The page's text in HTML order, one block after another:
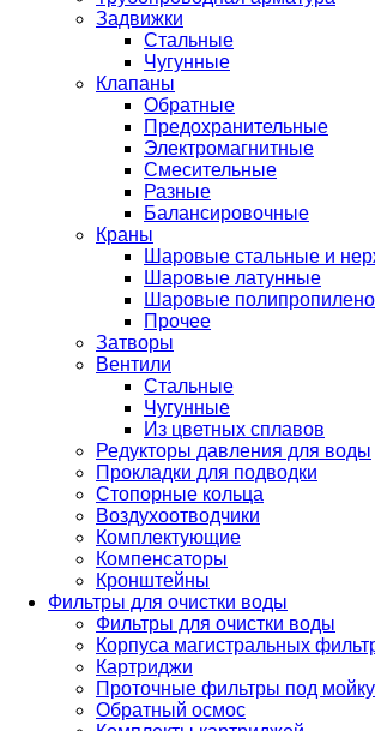
Задвижки
Стальные
Чугунные
Клапаны
Обратные
Предохранительные
Электромагнитные
Смесительные
Разные
Балансировочные
Краны
Шаровые стальные и
Шаровые латунные
Шаровые
Прочее
Затворы
Вентили
Стальные
Чугунные
Из цветных сплавов
Редукторы давления для воды
Прокладки для подводки
Стопорные кольца
Воздухоотводчики
Комплектующие
Компенсаторы
Кронштейны
Фильтры для очистки воды
Фильтры для очистки воды
Корпуса магистральных
Картриджи
Проточные фильтры под мойку
Обратный осмос